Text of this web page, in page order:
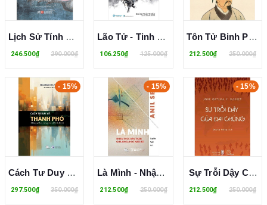
Lịch Sử Tính Dục II: Sử Dụng Khoái Lạc - Michel Foucault
246.500₫ 290.000₫
Lão Tử - Tinh Hoa Trí Tuệ Qua Danh Ngôn - Hoàng Thần Thuần
106.250₫ 125.000₫
Tôn Tử Binh Pháp (Bìa Cứng) - Tôn Tử
212.500₫ 250.000₫
- 15%
Cách Tư Duy Về Thành Phố - Những Nhà Tư Tưởng Chủ Chốt Về Đô Thị - Regan Koch, Alan Latham
297.500₫ 350.000₫
- 15%
Là Mình - Nhận Thức Bản Thân Qua Khoa Học Não Bộ - Anil Seth
212.500₫ 250.000₫
- 15%
Sự Trỗi Dậy Của Đại Chúng - José Ortega Y Gasset
212.500₫ 250.000₫